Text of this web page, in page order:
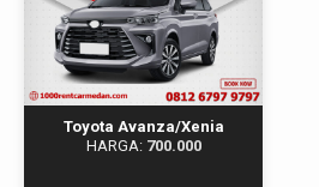
Toyota Avanza/Xenia
HARGA: 700.000